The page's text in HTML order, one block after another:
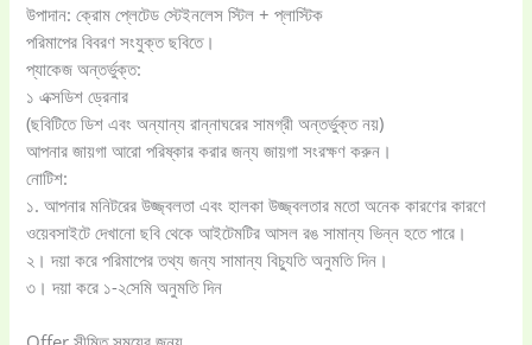
উপাদান: ক্রোম প্লেটেড স্টেইনলেস স্টিল + প্লাস্টিক
পরিমাপের বিবরণ সংযুক্ত ছবিতে।
প্যাকেজ অন্তর্ভুক্ত:
১ এক্সডিশ ড্রেনার
(ছবিটিতে ডিশ এবং অন্যান্য রান্নাঘরের সামগ্রী অন্তর্ভুক্ত নয়)
আপনার জায়গা আরো পরিষ্কার করার জন্য জায়গা সংরক্ষণ করুন।
নোটিশ:
১. আপনার মনিটরের উজ্জ্বলতা এবং হালকা উজ্জ্বলতার মতো অনেক কারণের কারণে
ওয়েবসাইটে দেখানো ছবি থেকে আইটেমটির আসল রঙ সামান্য ভিন্ন হতে পারে।
২। দয়া করে পরিমাপের তথ্য জন্য সামান্য বিচ্যুতি অনুমতি দিন।
৩। দয়া করে ১-২সেমি অনুমতি দিন